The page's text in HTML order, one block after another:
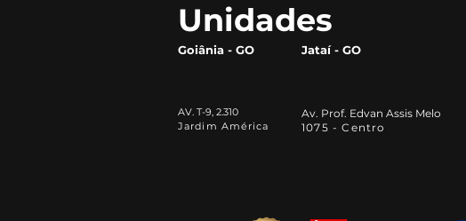
Unidades
Goiânia - GO Jataí - GO
AV. T-9, 2.310
Jardim América
Av. Prof. Edvan Assis Melo
1075 - Centro